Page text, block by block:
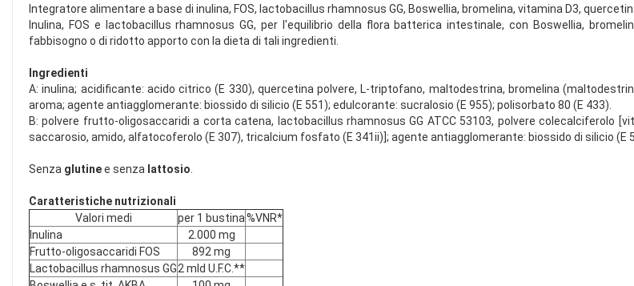
Integratore alimentare a base di inulina, FOS, lactobacillus rhamnosus GG, Boswellia, bromelina, vitamina D3,
Inulina, FOS e lactobacillus rhamnosus GG, per l'equilibrio della flora batterica intestinale, con Boswellia,
fabbisogno o di ridotto apporto con la dieta di tali ingredienti.
Ingredienti
A: inulina; acidificante: acido citrico (E 330), quercetina polvere, L-triptofano, maltodestrina, bromelina
aroma; agente antiagglomerante: biossido di silicio (E 551); edulcorante: sucralosio (E 955); polisorbato 80 (E 433).
B: polvere frutto-oligosaccaridi a corta catena, lactobacillus rhamnosus GG ATCC 53103, polvere colecalciferolo
saccarosio, amido, alfatocoferolo (E 307), tricalcium fosfato (E 341ii)]; agente antiagglomerante: biossido di silicio (E
Senza glutinee senza lattosio
Caratteristiche nutrizionali
Valori medi
per 1 bustina%VNR*
Inulina
2.000 mg
Frutto-oligosaccaridi FOS
892 mg
Lactobacillus rhamnosus GG2 mld U.F.C.**